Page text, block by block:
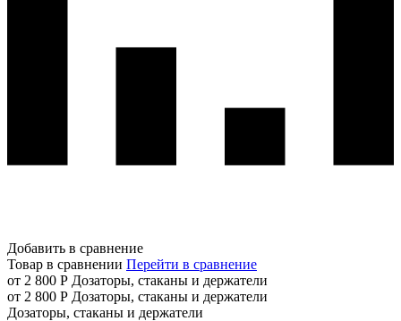
Добавить в сравнение
Товар в сравнении Перейти в сравнение
от 2 800 Р Дозаторы, стаканы и держатели
от 2 800 Р Дозаторы, стаканы и держатели
Дозаторы, стаканы и держатели